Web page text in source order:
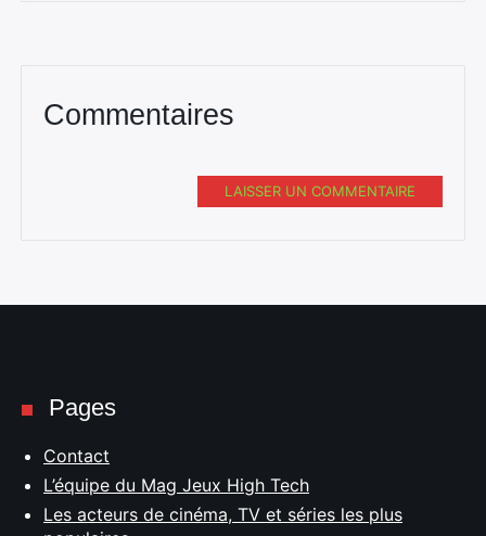
Commentaires
LAISSER UN COMMENTAIRE
Pages
Contact
L’équipe du Mag Jeux High Tech
Les acteurs de cinéma, TV et séries les plus